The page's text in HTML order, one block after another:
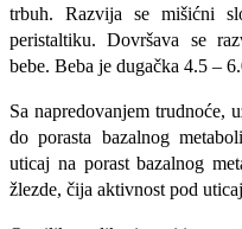
trbuh. Razvija se mišićni
peristaltiku. Dovršava se
bebe. Beba je dugačka 4.5 –
Sa napredovanjem trudnoće,
do porasta bazalnog
uticaj na porast bazalnog
žlezde, čija aktivnost pod